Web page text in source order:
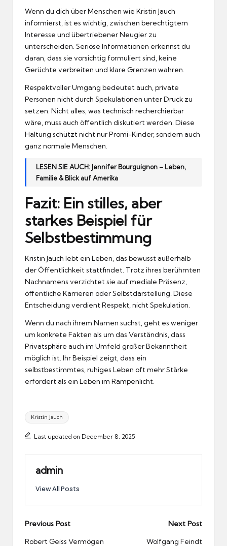
Wenn du dich über Menschen wie Kristin Jauch
informierst, ist es wichtig, zwischen berechtigtem
Interesse und übertriebener Neugier zu
unterscheiden. Seriöse Informationen erkennst du
daran, dass sie vorsichtig formuliert sind, keine
Gerüchte verbreiten und klare Grenzen wahren.
Respektvoller Umgang bedeutet auch, private
Personen nicht durch Spekulationen unter Druck zu
setzen. Nicht alles, was technisch recherchierbar
wäre, muss auch öffentlich diskutiert werden. Diese
Haltung schützt nicht nur Promi-Kinder, sondern auch
ganz normale Menschen.
LESEN SIE AUCH: Jennifer Bourguignon – Leben,
Familie & Blick auf Amerika
Fazit: Ein stilles, aber
starkes Beispiel für
Selbstbestimmung
Kristin Jauch lebt ein Leben, das bewusst außerhalb
der Öffentlichkeit stattfindet. Trotz ihres berühmten
Nachnamens verzichtet sie auf mediale Präsenz,
öffentliche Karrieren oder Selbstdarstellung. Diese
Entscheidung verdient Respekt, nicht Spekulation.
Wenn du nach ihrem Namen suchst, geht es weniger
um konkrete Fakten als um das Verständnis, dass
Privatsphäre auch im Umfeld großer Bekanntheit
möglich ist. Ihr Beispiel zeigt, dass ein
selbstbestimmtes, ruhiges Leben oft mehr Stärke
erfordert als ein Leben im Rampenlicht.
Tags:
Kristin Jauch
Last updated on December 8, 2025
admin
View All Posts
Post
Previous Post
Robert Geiss Vermögen
Next Post
Wolfgang Feindt